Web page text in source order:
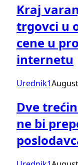
Kraj
trgovci u
cene u
internetu
Urednik1
Dve
ne bi